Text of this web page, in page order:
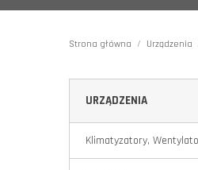
Strona główna Urządzenia
URZĄDZENIA
Klimatyzatory,